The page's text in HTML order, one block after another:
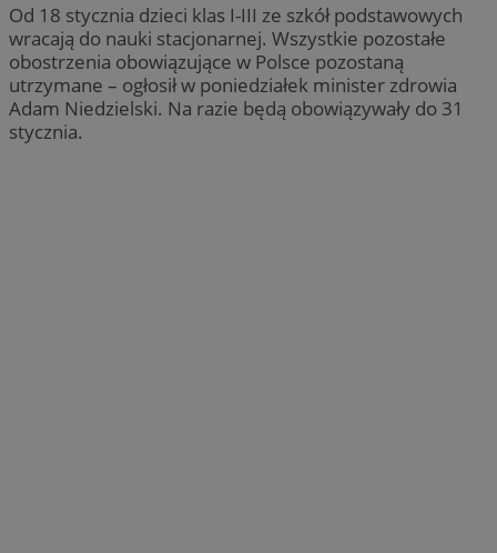
Od 18 stycznia dzieci klas I-III ze szkół podstawowych
wracają do nauki stacjonarnej. Wszystkie pozostałe
obostrzenia obowiązujące w Polsce pozostaną
utrzymane – ogłosił w poniedziałek minister zdrowia
Adam Niedzielski. Na razie będą obowiązywały do 31
stycznia.